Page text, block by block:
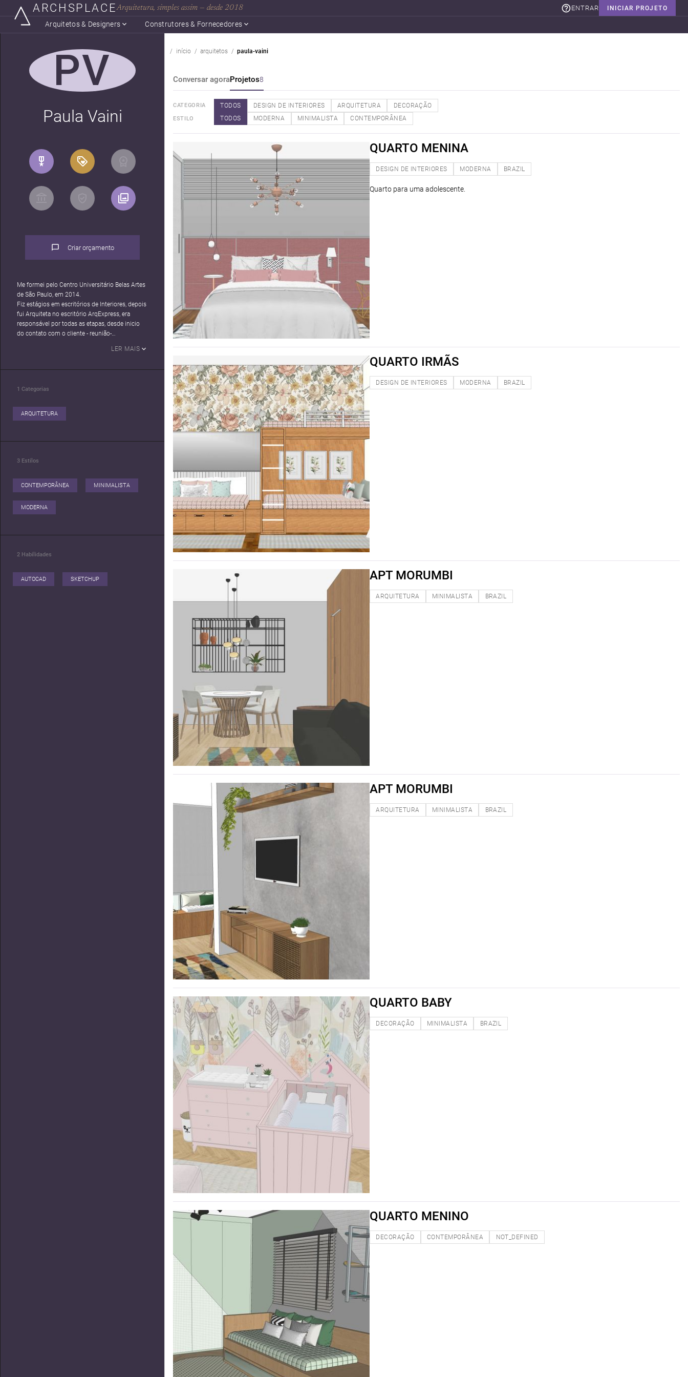
ARCHSPLACEArquitetura, simples assim — desde 2018 INICIAR PROJETO
ENTRAR
Arquitetos & Designers Construtores & Fornecedores
PV
Paula Vaini
Criar orçamento
Me formei pelo Centro Universitário Belas Artes
de São Paulo, em 2014.
Fiz estágios em escritórios de Interiores, depois
fui Arquiteta no escritório ArqExpress, era
responsável por todas as etapas, desde inicio
do contato com o cliente - reunião-
LER MAIS
1 Categorias
ARQUITETURA
3 Estilos
CONTEMPORÂNEA MINIMALISTA
MODERNA
2 Habilidades
AUTOCAD SKETCHUP
início arquitetos paula-vaini
Conversar agoraProjetos8
CATEGORIA TODOS DESIGN DE INTERIORES ARQUITETURA DECORAÇÃO
ESTILO TODOS MODERNA MINIMALISTA CONTEMPORÂNEA
QUARTO MENINA
DESIGN DE INTERIORES MODERNA BRAZIL
Quarto para uma adolescente.
QUARTO IRMÃS
DESIGN DE INTERIORES MODERNA BRAZIL
APT MORUMBI
ARQUITETURA MINIMALISTA BRAZIL
APT MORUMBI
ARQUITETURA MINIMALISTA BRAZIL
QUARTO BABY
DECORAÇÃO MINIMALISTA BRAZIL
QUARTO MENINO
DECORAÇÃO CONTEMPORÂNEA NOT_DEFINED